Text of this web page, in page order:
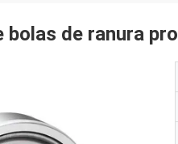
bolas de ranura